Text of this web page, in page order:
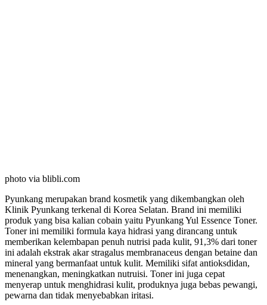
photo via blibli.com
Pyunkang merupakan brand kosmetik yang dikembangkan oleh
Klinik Pyunkang terkenal di Korea Selatan. Brand ini memiliki
produk yang bisa kalian cobain yaitu Pyunkang Yul Essence Toner.
Toner ini memiliki formula kaya hidrasi yang dirancang untuk
memberikan kelembapan penuh nutrisi pada kulit, 91,3% dari toner
ini adalah ekstrak akar stragalus membranaceus dengan betaine dan
mineral yang bermanfaat untuk kulit. Memiliki sifat antioksdidan,
menenangkan, meningkatkan nutruisi. Toner ini juga cepat
menyerap untuk menghidrasi kulit, produknya juga bebas pewangi,
pewarna dan tidak menyebabkan iritasi.